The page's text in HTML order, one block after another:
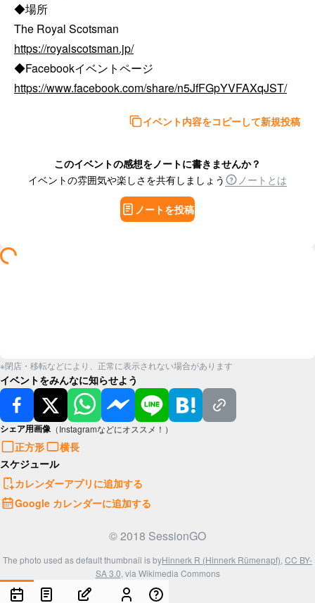
◆場所
https://royalscotsman.jp/
https://www.facebook.com/share/n5JfFGpYVFAXqJST/
イベント内容をコピーして新規投稿
このイベントの感想をノートに書きませんか？
イベントの雰囲気や楽しさを共有しましょう
ノートとは
ノートを投稿
※閉店・移転などにより、正常に表示されない場合があります
イベントをみんなに知らせよう
シェア用画像 （Instagramなどにオススメ！）
正方形
横長
スケジュール
カレンダーアプリに追加する
Google カレンダーに追加する
© 2018 SessionGO
The photo used as default thumbnail is byHinnerk R (Hinnerk Rümenapf),CC BY-
SA 3.0, via Wikimedia Commons